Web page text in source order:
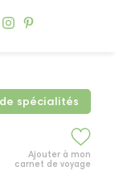
spécialités
Ajouter à mon
carnet de voyage